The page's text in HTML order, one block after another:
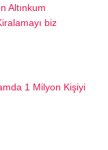
Altınkum
biz
1 Milyon Kişiyi